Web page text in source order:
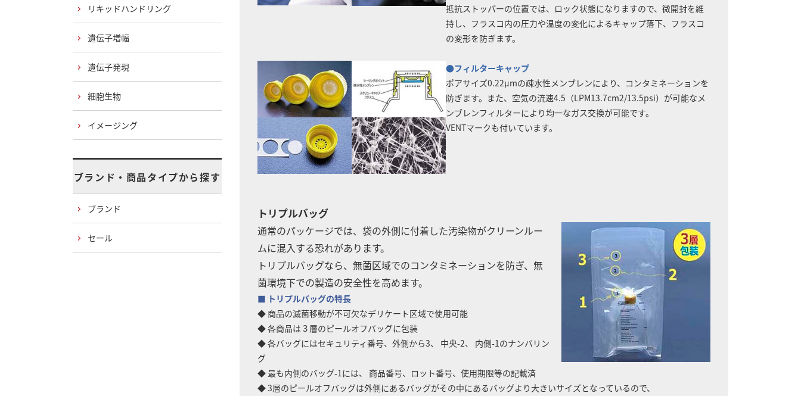
抵抗ストッパーの位置では、ロック状態になりますので、微開封を維
持し、フラスコ内の圧力や温度の変化によるキャップ落下、フラスコ
の変形を防ぎます。
●フィルターキャップ
ポアサイズ0.22μmの疎水性メンブレンにより、コンタミネーションを
防ぎます。また、空気の流速4.5（LPM13.7cm2/13.5psi）が可能なメ
ンブレンフィルターにより均一なガス交換が可能です。
VENTマークも付いています。
トリプルバッグ
通常のパッケージでは、袋の外側に付着した汚染物がクリーンルー
ムに混入する恐れがあります。
トリプルバッグなら、無菌区域でのコンタミネーションを防ぎ、無
菌環境下での製造の安全性を高めます。
■ トリプルバッグの特長
◆ 商品の滅菌移動が不可欠なデリケート区域で使用可能
◆ 各商品は３層のピールオフバッグに包装
◆ 各バッグにはセキュリティ番号、外側から3、 中央-2、 内側-1のナンバリン
グ
◆ 最も内側のバッグ-1には、 商品番号、ロット番号、使用期限等の記載済
◆ 3層のピールオフバッグは外側にあるバッグがその中にあるバッグより大きいサイズとなっているので、
リキッドハンドリング
遺伝子増幅
遺伝子発現
細胞生物
イメージング
ブランド・商品タイプから探す
ブランド
セール